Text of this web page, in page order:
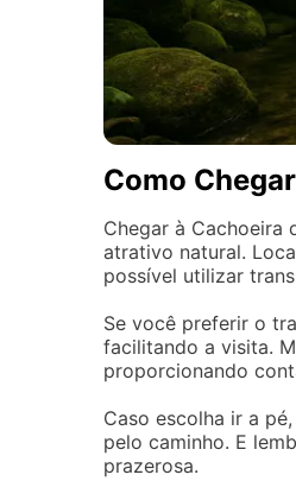
Como
Chegar à Cachoeira
atrativo natural.
possível utilizar
Se você preferir o
facilitando a visita.
proporcionando
Caso escolha ir a
pelo caminho. E
prazerosa.